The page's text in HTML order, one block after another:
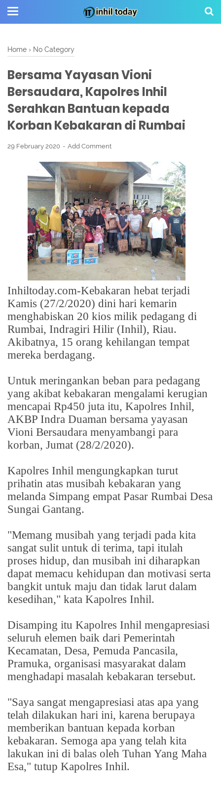
Home › No Category
Bersama Yayasan Vioni
Bersaudara, Kapolres Inhil
Serahkan Bantuan kepada
Korban Kebakaran di Rumbai
29 February 2020 Add Comment
Inhiltoday.com-Kebakaran hebat terjadi
Kamis (27/2/2020) dini hari kemarin
menghabiskan 20 kios milik pedagang di
Rumbai, Indragiri Hilir (Inhil), Riau.
Akibatnya, 15 orang kehilangan tempat
mereka berdagang.
Untuk meringankan beban para pedagang
yang akibat kebakaran mengalami kerugian
mencapai Rp450 juta itu, Kapolres Inhil,
AKBP Indra Duaman bersama yayasan
Vioni Bersaudara menyambangi para
korban, Jumat (28/2/2020).
Kapolres Inhil mengungkapkan turut
prihatin atas musibah kebakaran yang
melanda Simpang empat Pasar Rumbai Desa
Sungai Gantang.
"Memang musibah yang terjadi pada kita
sangat sulit untuk di terima, tapi itulah
proses hidup, dan musibah ini diharapkan
dapat memacu kehidupan dan motivasi serta
bangkit untuk maju dan tidak larut dalam
kesedihan," kata Kapolres Inhil.
Disamping itu Kapolres Inhil mengapresiasi
seluruh elemen baik dari Pemerintah
Kecamatan, Desa, Pemuda Pancasila,
Pramuka, organisasi masyarakat dalam
menghadapi masalah kebakaran tersebut.
"Saya sangat mengapresiasi atas apa yang
telah dilakukan hari ini, karena berupaya
memberikan bantuan kepada korban
kebakaran. Semoga apa yang telah kita
lakukan ini di balas oleh Tuhan Yang Maha
Esa," tutup Kapolres Inhil.